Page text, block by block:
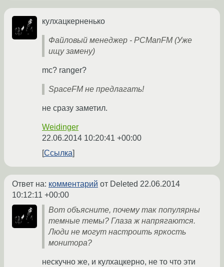
кулхацкерненько
Файловый менеджер - PCManFM (Уже
ищу замену)
mc? ranger?
SpaceFM не предлагать!
не сразу заметил.
Weidinger
22.06.2014 10:20:41 +00:00
Ссылка
Ответ на: комментарий от Deleted 22.06.2014
10:12:11 +00:00
Вот объясните, почему так популярны
темные темы? Глаза ж напрягаются.
Люди не могут настроить яркость
монитора?
нескучно же, и кулхацкерно, не то что эти